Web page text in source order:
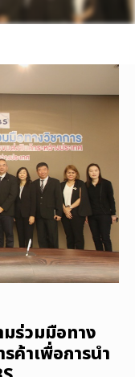
ร่วมมือทาง
ค้าเพื่อการนำ